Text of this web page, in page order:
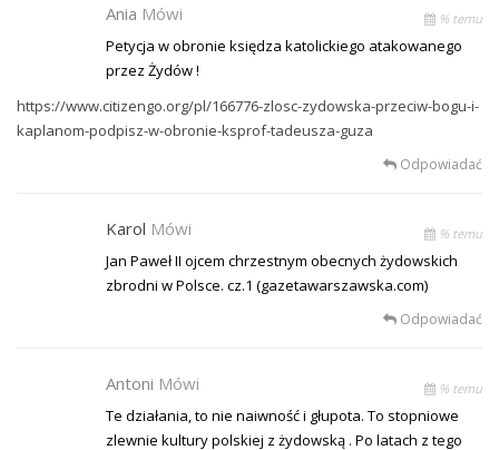
Ania Mówi % temu
Petycja w obronie księdza katolickiego atakowanego
przez Żydów !
https://www.citizengo.org/pl/166776-zlosc-zydowska-przeciw-bogu-i-
kaplanom-podpisz-w-obronie-ksprof-tadeusza-guza
Odpowiadać
Karol Mówi % temu
Jan Paweł II ojcem chrzestnym obecnych żydowskich
zbrodni w Polsce. cz.1 (gazetawarszawska.com)
Odpowiadać
Antoni Mówi % temu
Te działania, to nie naiwność i głupota. To stopniowe
zlewnie kultury polskiej z żydowską . Po latach z tego